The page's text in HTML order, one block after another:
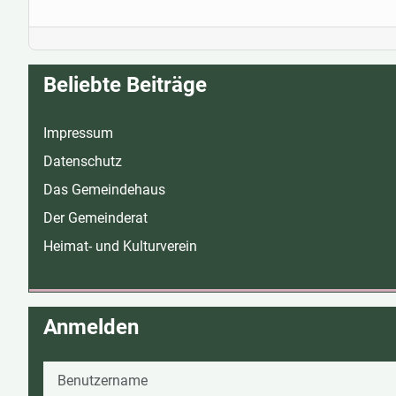
Beliebte Beiträge
Impressum
Datenschutz
Das Gemeindehaus
Der Gemeinderat
Heimat- und Kulturverein
Anmelden
Benutzername